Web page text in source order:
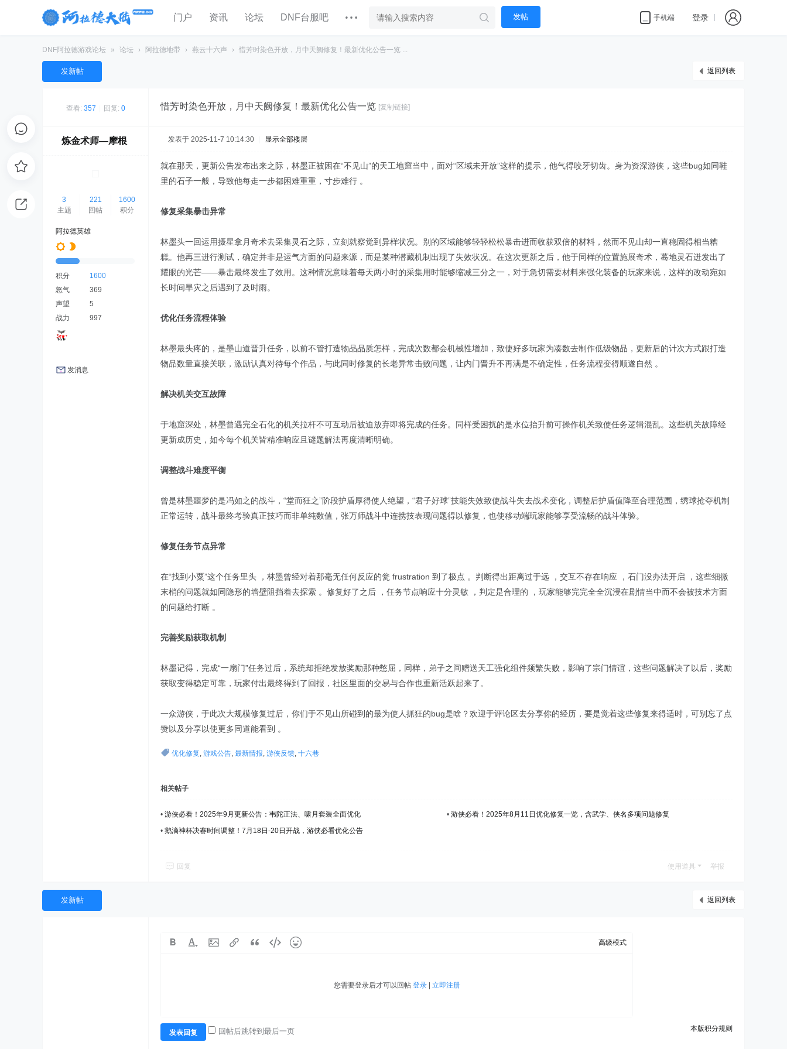
门户 资讯 论坛 DNF台服吧 发帖 手机端 登录
DNF阿拉德游戏论坛 » 论坛 › 阿拉德地带 › 燕云十六声 › 惜芳时染色开放，月中天阙修复！最新优化公告一览 ...
返回列表
发新帖
查看: 357 回复: 0 惜芳时染色开放，月中天阙修复！最新优化公告一览 [复制链接]
炼金术师—摩根
3
主题
221
回帖
1600
积分
阿拉德英雄
积分
1600
怒气
369
声望
5
战力
997
发消息
发表于 2025-11-7 10:14:30 显示全部楼层
就在那天，更新公告发布出来之际，林墨正被困在“不见山”的天工地窟当中，面对“区域未开放”这样的提示，他气得咬牙切齿。身为资深游侠，这些bug如同鞋
里的石子一般，导致他每走一步都困难重重，寸步难行 。
修复采集暴击异常
林墨头一回运用摄星拿月奇术去采集灵石之际，立刻就察觉到异样状况。别的区域能够轻轻松松暴击进而收获双倍的材料，然而不见山却一直稳固得相当糟
糕。他再三进行测试，确定并非是运气方面的问题来源，而是某种潜藏机制出现了失效状况。在这次更新之后，他于同样的位置施展奇术，蓦地灵石迸发出了
耀眼的光芒——暴击最终发生了效用。这种情况意味着每天两小时的采集用时能够缩减三分之一，对于急切需要材料来强化装备的玩家来说，这样的改动宛如
长时间旱灾之后遇到了及时雨。
优化任务流程体验
林墨最头疼的，是墨山道晋升任务，以前不管打造物品品质怎样，完成次数都会机械性增加，致使好多玩家为凑数去制作低级物品，更新后的计次方式跟打造
物品数量直接关联，激励认真对待每个作品，与此同时修复的长老异常击败问题，让内门晋升不再满是不确定性，任务流程变得顺遂自然 。
解决机关交互故障
于地窟深处，林墨曾遇完全石化的机关拉杆不可互动后被迫放弃即将完成的任务。同样受困扰的是水位抬升前可操作机关致使任务逻辑混乱。这些机关故障经
更新成历史，如今每个机关皆精准响应且谜题解法再度清晰明确。
调整战斗难度平衡
曾是林墨噩梦的是冯如之的战斗，“堂而狂之”阶段护盾厚得使人绝望，“君子好球”技能失效致使战斗失去战术变化，调整后护盾值降至合理范围，绣球抢夺机制
正常运转，战斗最终考验真正技巧而非单纯数值，张万师战斗中连携技表现问题得以修复，也使移动端玩家能够享受流畅的战斗体验。
修复任务节点异常
在“找到小粟”这个任务里头 ，林墨曾经对着那毫无任何反应的瓮 frustration 到了极点 。判断得出距离过于远 ，交互不存在响应 ，石门没办法开启 ，这些细微
末梢的问题就如同隐形的墙壁阻挡着去探索 。修复好了之后 ，任务节点响应十分灵敏 ，判定是合理的 ，玩家能够完完全全沉浸在剧情当中而不会被技术方面
的问题给打断 。
完善奖励获取机制
林墨记得，完成“一扇门”任务过后，系统却拒绝发放奖励那种憋屈，同样，弟子之间赠送天工强化组件频繁失败，影响了宗门情谊，这些问题解决了以后，奖励
获取变得稳定可靠，玩家付出最终得到了回报，社区里面的交易与合作也重新活跃起来了。
一众游侠，于此次大规模修复过后，你们于不见山所碰到的最为使人抓狂的bug是啥？欢迎于评论区去分享你的经历，要是觉着这些修复来得适时，可别忘了点
赞以及分享以使更多同道能看到 。
优化修复, 游戏公告, 最新情报, 游侠反馈, 十六巷
相关帖子
• 游侠必看！2025年9月更新公告：韦陀正法、啸月套装全面优化 • 游侠必看！2025年8月11日优化修复一览，含武学、侠名多项问题修复
• 鹅滴神杯决赛时间调整！7月18日-20日开战，游侠必看优化公告
回复 使用道具 举报
返回列表
发新帖
高级模式
您需要登录后才可以回帖 登录| 立即注册
本版积分规则
发表回复 回帖后跳转到最后一页